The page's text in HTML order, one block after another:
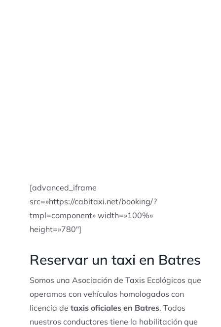
[advanced_iframe
src=»https://cabitaxi.net/booking/?
tmpl=component» width=»100%»
height=»780″]
Reservar un taxi en Batres
Somos una Asociación de Taxis Ecológicos que
operamos con vehículos homologados con
licencia de taxis oficiales en Batres. Todos
nuestros conductores tiene la habilitación que